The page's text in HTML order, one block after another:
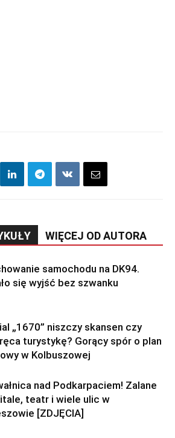
WIĘCEJ OD AUTORA
samochodu na DK94.
się wyjść bez szwanku
„1670” niszczy skansen czy
turystykę? Gorący spór o plan
w Kolbuszowej
nad Podkarpaciem! Zalane
teatr i wiele ulic w
[ZDJĘCIA]